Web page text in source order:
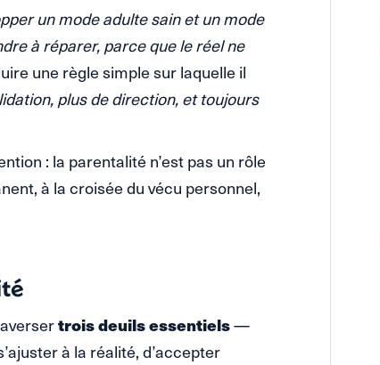
un mode adulte sain et un mode
à réparer, parce que le réel ne
une règle simple sur laquelle il
plus de direction, et toujours
: la parentalité n’est pas un rôle
à la croisée du vécu personnel,
trois deuils essentiels—
à la réalité, d’accepter